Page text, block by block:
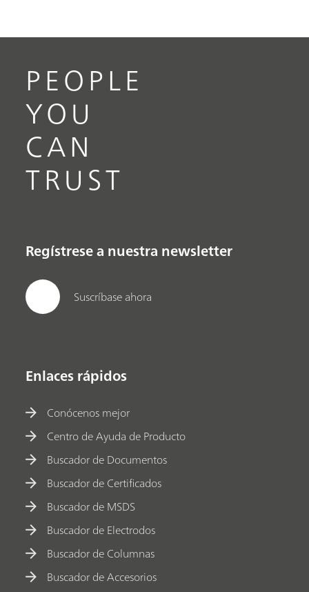
PEOPLE
YOU
CAN
TRUST
Regístrese a nuestra newsletter
Suscríbase ahora
Enlaces rápidos
Conócenos mejor
Centro de Ayuda de Producto
Buscador de Documentos
Buscador de Certificados
Buscador de MSDS
Buscador de Electrodos
Buscador de Columnas
Buscador de Accesorios